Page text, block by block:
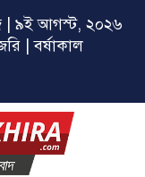
| ৯ই আগস্ট, ২০২৬
| বর্ষাকাল